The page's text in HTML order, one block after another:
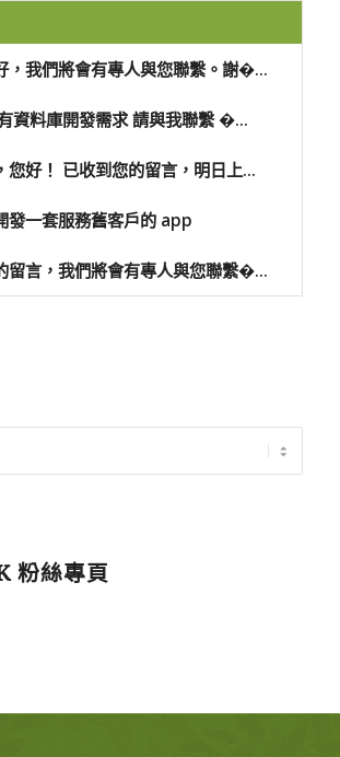
，我們將會有專人與您聯繫。謝�...
資料庫開發需求 請與我聯繫 �...
您好！ 已收到您的留言，明日上...
發一套服務舊客戶的 app
留言，我們將會有專人與您聯繫�...
粉絲專頁